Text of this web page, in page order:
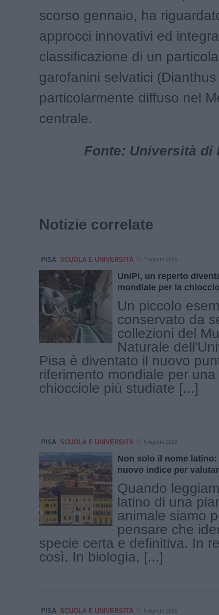
scorso gennaio, ha
approcci innovativi ed
classificazione di un
garofanini selvatici
particolarmente diffuso nel
centrale.
Fonte: Università di
Notizie correlate
PISA SCUOLA E UNIVERSITÀ 7 Agosto 2026
UniPi, un reperto
mondiale per la
Un piccolo
conservato da
collezioni del
Naturale
Pisa è diventato il nuovo
riferimento mondiale per
chiocciole più studiate [...]
PISA SCUOLA E UNIVERSITÀ 6 Agosto 2026
Non solo il nome
nuovo indice per
Quando
latino di una
animale siamo
pensare che
specie certa e definitiva. In
così. In biologia, [...]
PISA SCUOLA E UNIVERSITÀ 5 Agosto 2026